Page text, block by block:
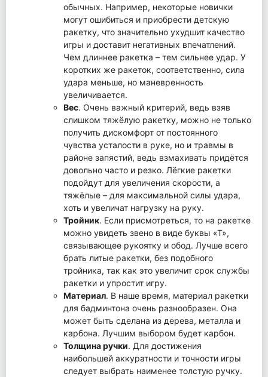
обычных. Например, некоторые новички
могут ошибиться и приобрести детскую
ракетку, что значительно ухудшит качество
игры и доставит негативных впечатлений.
Чем длиннее ракетка – тем сильнее удар. У
коротких же ракеток, соответственно, сила
удара меньше, но маневренность
увеличивается.
Вес. Очень важный критерий, ведь взяв
слишком тяжёлую ракетку, можно не только
получить дискомфорт от постоянного
чувства усталости в руке, но и травмы в
районе запястий, ведь взмахивать придётся
довольно часто и резко. Лёгкие ракетки
подойдут для увеличения скорости, а
тяжёлые – для максимальной силы удара,
хоть и увеличат нагрузку на руку.
Тройник. Если присмотреться, то на ракетке
можно увидеть звено в виде буквы «Т»,
связывающее рукоятку и обод. Лучше всего
брать литые ракетки, без подобного
тройника, так как это увеличит срок службы
ракетки и упростит игру.
Материал. В наше время, материал ракетки
для бадминтона очень разнообразен. Она
может быть сделана из дерева, металла и
карбона. Лучшим выбором будет карбон.
Толщина ручки. Для достижения
наибольшей аккуратности и точности игры
следует выбрать наименее толстую ручку.